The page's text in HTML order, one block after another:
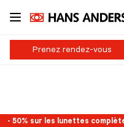
Passer
contenu
principalPrenez rendez-vous
- 50% sur les lunettes